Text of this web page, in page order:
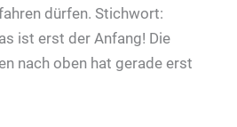
dürfen. Stichwort:
ist erst der Anfang! Die
nach oben hat gerade erst